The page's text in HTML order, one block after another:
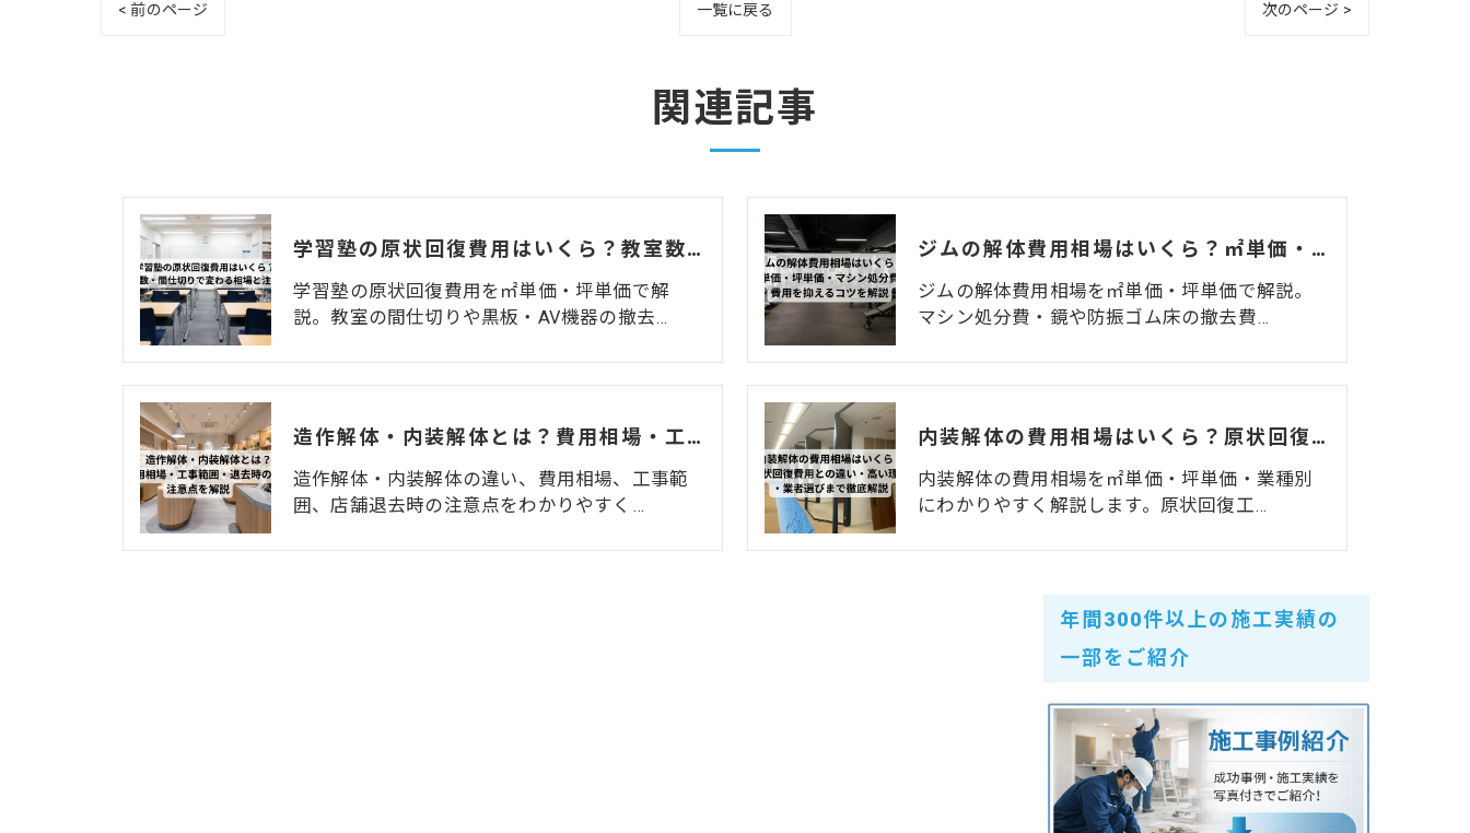
< 前のページ 一覧に戻る 次のページ >
関連記事
学習塾の原状回復費用はいくら？教室数・間仕切りで変わる相場と注意点
学習塾の原状回復費用を㎡単価・坪単価で解
説。教室の間仕切りや黒板・AV機器の撤去…
ジムの解体費用相場はいくら？㎡単価・坪単価・マシン処分費・費用を抑えるコツを解説
ジムの解体費用相場を㎡単価・坪単価で解説。
マシン処分費・鏡や防振ゴム床の撤去費…
造作解体・内装解体とは？費用相場・工事範囲・退去時の注意点を解説
造作解体・内装解体の違い、費用相場、工事範
囲、店舗退去時の注意点をわかりやすく…
内装解体の費用相場はいくら？原状回復費用との違い・高い理由・業者選びまで徹底解説
内装解体の費用相場を㎡単価・坪単価・業種別
にわかりやすく解説します。原状回復工…
年間300件以上の施工実績の
一部をご紹介